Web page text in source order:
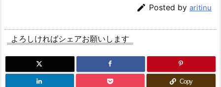
 Posted by aritinu
よろしければシェアお願いします
Copy